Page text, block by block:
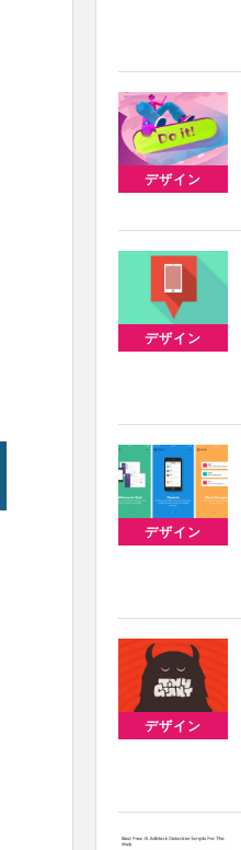
デザイン
デザイン
デザイン
デザイン